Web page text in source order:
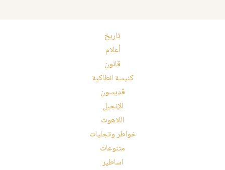
تاريخ
أعلام
قانون
كنيسة انطاكية
قديسون
الإنجيل
اللاهوت
خواطر وتجليات
متنوعات
اساطير